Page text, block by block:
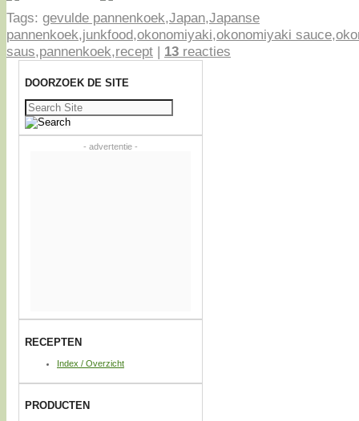
Tags: gevulde pannenkoek,Japan,Japanse
pannenkoek,junkfood,okonomiyaki,okonomiyaki sauce,
saus,pannenkoek,recept | 13 reacties
DOORZOEK DE SITE
Zoeken
naar:
- advertentie -
RECEPTEN
Index / Overzicht
PRODUCTEN